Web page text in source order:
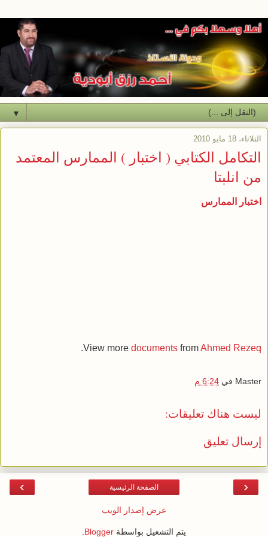
▼
الثلاثاء، 18 مايو 2010
التكامل الكتابي ( اختبار ) الممارس المعتمد
من انلبتا
اختبار الممارس
View more documents fromAhmed Rezeq
.
Master في 6:24 م
ليست هناك تعليقات:
إرسال تعليق
‹
› الصفحة الرئيسية
عرض إصدار الويب
يتم التشغيل بواسطة Blogger